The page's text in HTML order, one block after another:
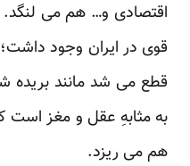
اقتصادی و… هم می
قوی در ایران وجود
قطع می ‏شد مانند
به‏ مثابهِ عقل و مغز است
هم می‏ ریزد.